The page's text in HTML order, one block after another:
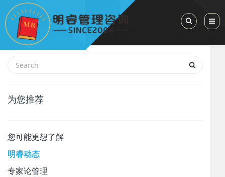
Toggle
为您推荐
您可能更想了解
明睿动态
专家论管理